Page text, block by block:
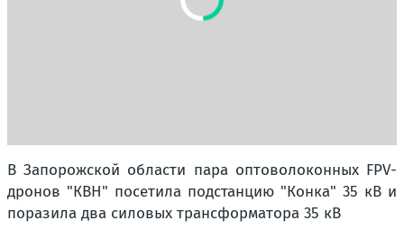
В Запорожской области пара оптоволоконных FPV-
дронов "КВН" посетила подстанцию "Конка" 35 кВ и
поразила два силовых трансформатора 35 кВ